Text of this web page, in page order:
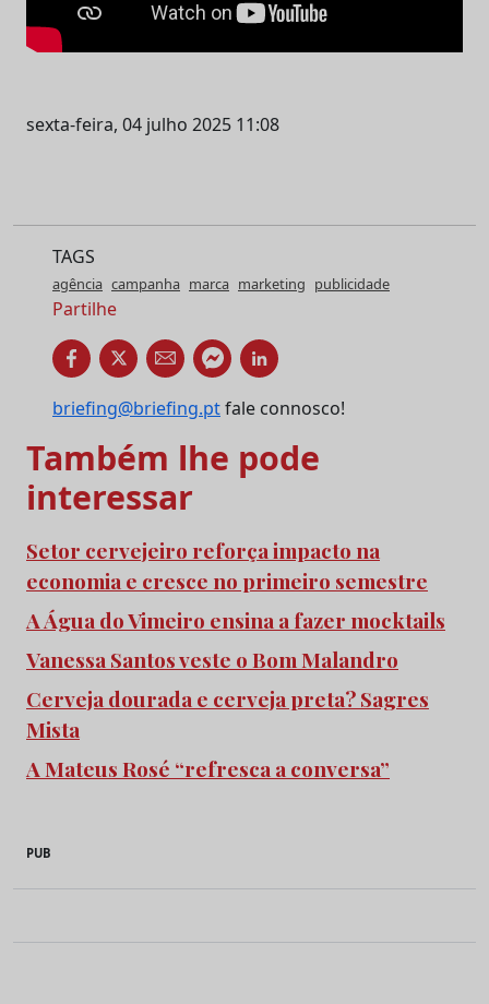
sexta-feira, 04 julho 2025 11:08
TAGS
agência campanha marca marketing publicidade
Partilhe
briefing@briefing.ptfale connosco!
Também lhe pode
interessar
Setor cervejeiro reforça impacto na
economia e cresce no primeiro semestre
A Água do Vimeiro ensina a fazer mocktails
Vanessa Santos veste o Bom Malandro
Cerveja dourada e cerveja preta? Sagres
Mista
A Mateus Rosé “refresca a conversa”
PUB